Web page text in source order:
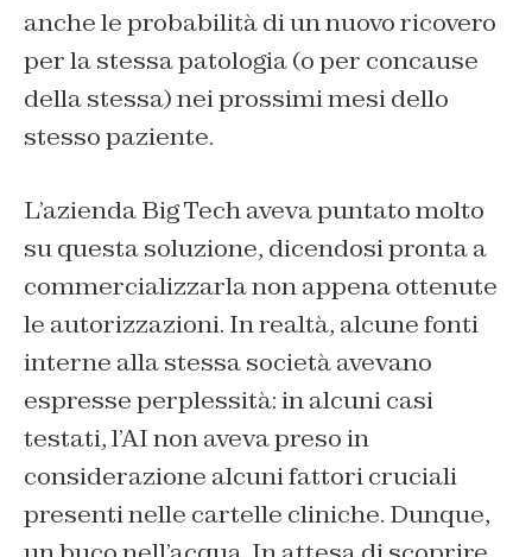
anche le probabilità di un nuovo ricovero
per la stessa patologia (o per concause
della stessa) nei prossimi mesi dello
stesso paziente.
L’azienda Big Tech aveva puntato molto
su questa soluzione, dicendosi pronta a
commercializzarla non appena ottenute
le autorizzazioni. In realtà, alcune fonti
interne alla stessa società avevano
espresse perplessità: in alcuni casi
testati, l’AI non aveva preso in
considerazione alcuni fattori cruciali
presenti nelle cartelle cliniche. Dunque,